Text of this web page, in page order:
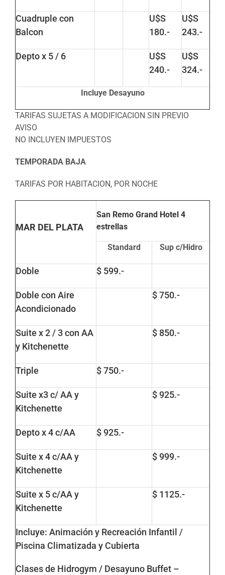
Cuadruple con
Balcon
U$S
180.-
U$S
243.-
Depto x 5 / 6
U$S
240.-
U$S
324.-
Incluye Desayuno
TARIFAS SUJETAS A MODIFICACION SIN PREVIO
AVISO
NO INCLUYEN IMPUESTOS
TEMPORADA BAJA
TARIFAS POR HABITACION, POR NOCHE
MAR DEL PLATA
San Remo Grand Hotel 4
estrellas
Standard Sup c/Hidro
Doble $ 599.-
Doble con Aire
Acondicionado
$ 750.-
Suite x 2 / 3 con AA
y Kitchenette
$ 850.-
Triple $ 750.-
Suite x3 c/ AA y
Kitchenette
$ 925.-
Depto x 4 c/AA $ 925.-
Suite x 4 c/AA y
Kitchenette
$ 999.-
Suite x 5 c/AA y
Kitchenette
$ 1125.-
Incluye: Animación y Recreación Infantil /
Piscina Climatizada y Cubierta
Clases de Hidrogym / Desayuno Buffet –